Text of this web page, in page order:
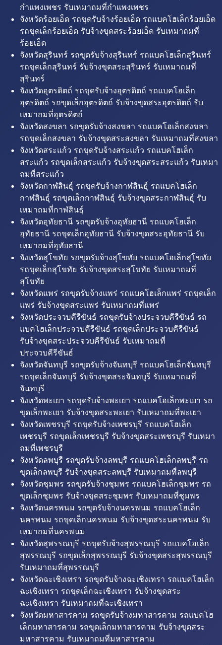
กำแพงเพชร รับเหมาถมที่กำแพงเพชร
จังหวัดร้อยเอ็ด รถขุดรับจ้างร้อยเอ็ด รถแบคโฮเล็กร้อยเอ็ด
รถขุดเล็กร้อยเอ็ด รับจ้างขุดสระร้อยเอ็ด รับเหมาถมที่
ร้อยเอ็ด
จังหวัดสุรินทร์ รถขุดรับจ้างสุรินทร์ รถแบคโฮเล็กสุรินทร์
รถขุดเล็กสุรินทร์ รับจ้างขุดสระสุรินทร์ รับเหมาถมที่
สุรินทร์
จังหวัดอุตรดิตถ์ รถขุดรับจ้างอุตรดิตถ์ รถแบคโฮเล็ก
อุตรดิตถ์ รถขุดเล็กอุตรดิตถ์ รับจ้างขุดสระอุตรดิตถ์ รับ
เหมาถมที่อุตรดิตถ์
จังหวัดสงขลา รถขุดรับจ้างสงขลา รถแบคโฮเล็กสงขลา
รถขุดเล็กสงขลา รับจ้างขุดสระสงขลา รับเหมาถมที่สงขลา
จังหวัดสระแก้ว รถขุดรับจ้างสระแก้ว รถแบคโฮเล็ก
สระแก้ว รถขุดเล็กสระแก้ว รับจ้างขุดสระสระแก้ว รับเหมา
ถมที่สระแก้ว
จังหวัดกาฬสินธุ์ รถขุดรับจ้างกาฬสินธุ์ รถแบคโฮเล็ก
กาฬสินธุ์ รถขุดเล็กกาฬสินธุ์ รับจ้างขุดสระกาฬสินธุ์ รับ
เหมาถมที่กาฬสินธุ์
จังหวัดอุทัยธานี รถขุดรับจ้างอุทัยธานี รถแบคโฮเล็ก
อุทัยธานี รถขุดเล็กอุทัยธานี รับจ้างขุดสระอุทัยธานี รับ
เหมาถมที่อุทัยธานี
จังหวัดสุโขทัย รถขุดรับจ้างสุโขทัย รถแบคโฮเล็กสุโขทัย
รถขุดเล็กสุโขทัย รับจ้างขุดสระสุโขทัย รับเหมาถมที่
สุโขทัย
จังหวัดแพร่ รถขุดรับจ้างแพร่ รถแบคโฮเล็กแพร่ รถขุดเล็ก
แพร่ รับจ้างขุดสระแพร่ รับเหมาถมที่แพร่
จังหวัดประจวบคีรีขันธ์ รถขุดรับจ้างประจวบคีรีขันธ์ รถ
แบคโฮเล็กประจวบคีรีขันธ์ รถขุดเล็กประจวบคีรีขันธ์
รับจ้างขุดสระประจวบคีรีขันธ์ รับเหมาถมที่
ประจวบคีรีขันธ์
จังหวัดจันทบุรี รถขุดรับจ้างจันทบุรี รถแบคโฮเล็กจันทบุรี
รถขุดเล็กจันทบุรี รับจ้างขุดสระจันทบุรี รับเหมาถมที่
จันทบุรี
จังหวัดพะเยา รถขุดรับจ้างพะเยา รถแบคโฮเล็กพะเยา รถ
ขุดเล็กพะเยา รับจ้างขุดสระพะเยา รับเหมาถมที่พะเยา
จังหวัดเพชรบุรี รถขุดรับจ้างเพชรบุรี รถแบคโฮเล็ก
เพชรบุรี รถขุดเล็กเพชรบุรี รับจ้างขุดสระเพชรบุรี รับเหมา
ถมที่เพชรบุรี
จังหวัดลพบุรี รถขุดรับจ้างลพบุรี รถแบคโฮเล็กลพบุรี รถ
ขุดเล็กลพบุรี รับจ้างขุดสระลพบุรี รับเหมาถมที่ลพบุรี
จังหวัดชุมพร รถขุดรับจ้างชุมพร รถแบคโฮเล็กชุมพร รถ
ขุดเล็กชุมพร รับจ้างขุดสระชุมพร รับเหมาถมที่ชุมพร
จังหวัดนครพนม รถขุดรับจ้างนครพนม รถแบคโฮเล็ก
นครพนม รถขุดเล็กนครพนม รับจ้างขุดสระนครพนม รับ
เหมาถมที่นครพนม
จังหวัดสุพรรณบุรี รถขุดรับจ้างสุพรรณบุรี รถแบคโฮเล็ก
สุพรรณบุรี รถขุดเล็กสุพรรณบุรี รับจ้างขุดสระสุพรรณบุรี
รับเหมาถมที่สุพรรณบุรี
จังหวัดฉะเชิงเทรา รถขุดรับจ้างฉะเชิงเทรา รถแบคโฮเล็ก
ฉะเชิงเทรา รถขุดเล็กฉะเชิงเทรา รับจ้างขุดสระ
ฉะเชิงเทรา รับเหมาถมที่ฉะเชิงเทรา
จังหวัดมหาสารคาม รถขุดรับจ้างมหาสารคาม รถแบคโฮ
เล็กมหาสารคาม รถขุดเล็กมหาสารคาม รับจ้างขุดสระ
มหาสารคาม รับเหมาถมที่มหาสารคาม